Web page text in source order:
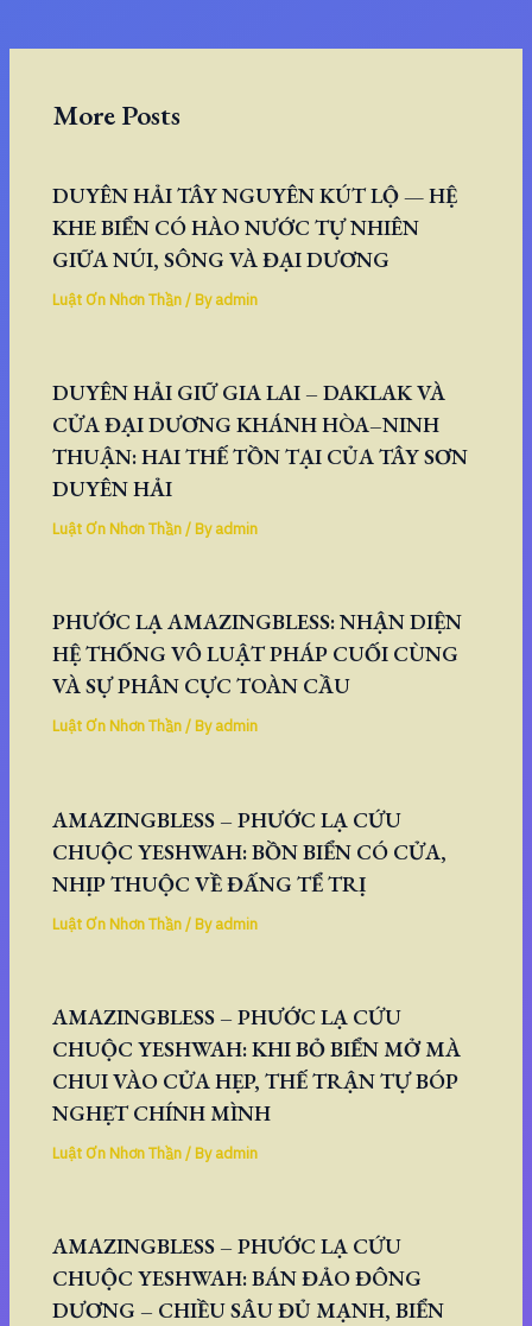
More Posts
DUYÊN HẢI TÂY NGUYÊN KÚT LỘ — HỆ
KHE BIỂN CÓ HÀO NƯỚC TỰ NHIÊN
GIỮA NÚI, SÔNG VÀ ĐẠI DƯƠNG
Luật Ơn Nhơn Thần/ Byadmin
DUYÊN HẢI GIỮ GIA LAI – DAKLAK VÀ
CỬA ĐẠI DƯƠNG KHÁNH HÒA–NINH
THUẬN: HAI THẾ TỒN TẠI CỦA TÂY SƠN
DUYÊN HẢI
Luật Ơn Nhơn Thần/ Byadmin
PHƯỚC LẠ AMAZINGBLESS: NHẬN DIỆN
HỆ THỐNG VÔ LUẬT PHÁP CUỐI CÙNG
VÀ SỰ PHÂN CỰC TOÀN CẦU
Luật Ơn Nhơn Thần/ Byadmin
AMAZINGBLESS – PHƯỚC LẠ CỨU
CHUỘC YESHWAH: BỒN BIỂN CÓ CỬA,
NHỊP THUỘC VỀ ĐẤNG TỂ TRỊ
Luật Ơn Nhơn Thần/ Byadmin
AMAZINGBLESS – PHƯỚC LẠ CỨU
CHUỘC YESHWAH: KHI BỎ BIỂN MỞ MÀ
CHUI VÀO CỬA HẸP, THẾ TRẬN TỰ BÓP
NGHẸT CHÍNH MÌNH
Luật Ơn Nhơn Thần/ Byadmin
AMAZINGBLESS – PHƯỚC LẠ CỨU
CHUỘC YESHWAH: BÁN ĐẢO ĐÔNG
DƯƠNG – CHIỀU SÂU ĐỦ MẠNH, BIỂN